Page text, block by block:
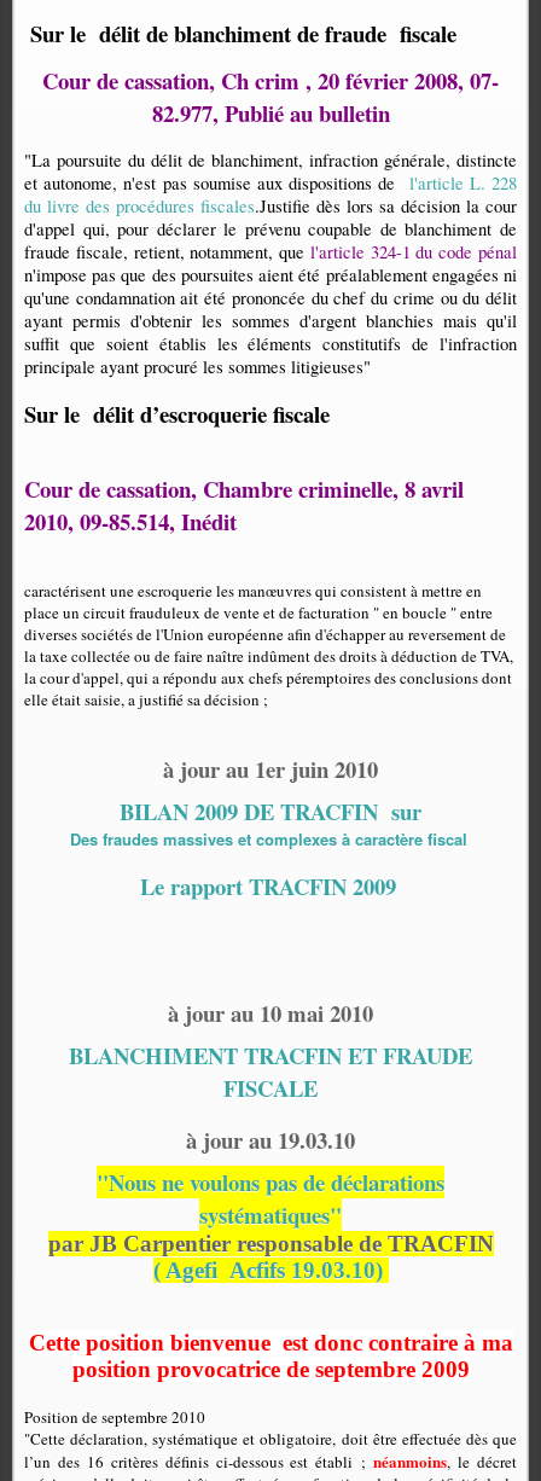
Sur le délit de blanchiment de fraude fiscale
Cour de cassation, Ch crim , 20 février 2008, 07-
82.977, Publié au bulletin
"La poursuite du délit de blanchiment, infraction générale, distincte
et autonome, n'est pas soumise aux dispositions de l'article L. 228
du livre des procédures fiscales.Justifie dès lors sa décision la cour
d'appel qui, pour déclarer le prévenu coupable de blanchiment de
fraude fiscale, retient, notamment, que l'article 324-1 du code pénal
n'impose pas que des poursuites aient été préalablement engagées ni
qu'une condamnation ait été prononcée du chef du crime ou du délit
ayant permis d'obtenir les sommes d'argent blanchies mais qu'il
suffit que soient établis les éléments constitutifs de l'infraction
principale ayant procuré les sommes litigieuses"
Sur le délit d’escroquerie fiscale
Cour de cassation, Chambre criminelle, 8 avril
2010, 09-85.514, Inédit
caractérisent une escroquerie les manœuvres qui consistent à mettre en
place un circuit frauduleux de vente et de facturation " en boucle " entre
diverses sociétés de l'Union européenne afin d'échapper au reversement de
la taxe collectée ou de faire naître indûment des droits à déduction de TVA,
la cour d'appel, qui a répondu aux chefs péremptoires des conclusions dont
elle était saisie, a justifié sa décision ;
à jour au 1er juin 2010
BILAN 2009 DE TRACFIN sur
Des fraudes massives et complexes à caractère fiscal
Le rapport TRACFIN 2009
à jour au 10 mai 2010
BLANCHIMENT TRACFIN ET FRAUDE
FISCALE
à jour au 19.03.10
"Nous ne voulons pas de déclarations
systématiques"
par JB Carpentier responsable de TRACFIN
( Agefi Acfifs 19.03.10)
Cette position bienvenue est donc contraire à ma
position provocatrice de septembre 2009
Position de septembre 2010
"Cette déclaration, systématique et obligatoire, doit être effectuée dès que
l’un des 16 critères définis ci-dessous est établi ;néanmoins, le décret